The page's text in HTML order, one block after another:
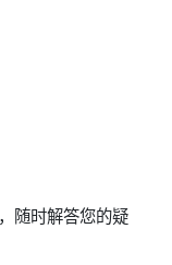
随时解答您的疑